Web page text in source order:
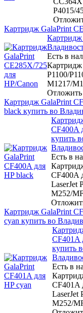
P4015/
Картридж GalaPrint
Картридж
Есть в
Картридж
P1100/
М1217/
Отложить
Картридж GalaPrint
black купить во
CF400A
купить
Есть в
CF400A
LaserJet
M252/
Картридж GalaPrint
cyan купить во
CF401A
купить
Есть в
CF401A
LaserJet
M252/